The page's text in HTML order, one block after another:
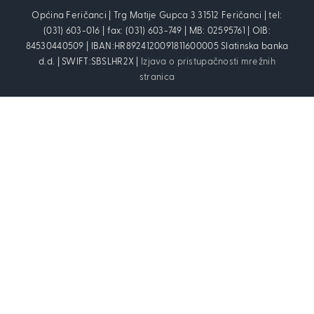
Općina Feričanci | Trg Matije Gupca 3 31512 Feričanci | tel:
(031) 603-016 | fax: (031) 603-749 | MB: 02595761 | OIB:
84530440509 | IBAN:HR8924120091811600005 Slatinska banka
d.d. | SWIFT:SBSLHR2X |
Izjava o pristupačnosti mrežnih
stranica